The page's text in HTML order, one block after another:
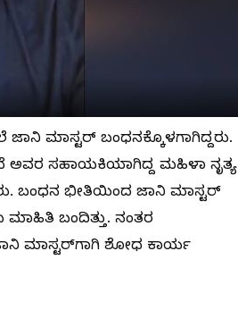
ಮಾಸ್ಟರ್ ಬಂಧನಕ್ಕೊಳಗಾಗಿದ್ದರು.
ಅವರ ಸಹಾಯಕಿಯಾಗಿದ್ದ ಮಹಿಳಾ ನೃತ್ಯ
ಬಂಧನ ಭೀತಿಯಿಂದ ಜಾನಿ ಮಾಸ್ಟರ್
ಮಾಹಿತಿ ಬಂದಿತ್ತು. ನಂತರ
ಜಾನಿ ಮಾಸ್ಟರ್‌ಗಾಗಿ ಶೋಧ ಕಾರ್ಯ